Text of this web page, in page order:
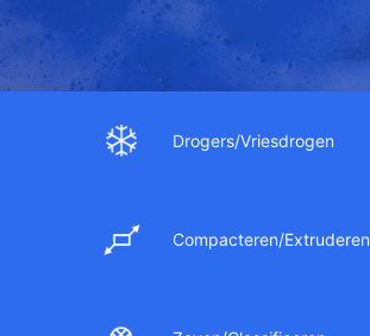
Drogers/Vriesdrogen
Compacteren/Extruderen